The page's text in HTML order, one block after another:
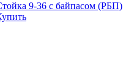
9-36 с байпасом (РБП)